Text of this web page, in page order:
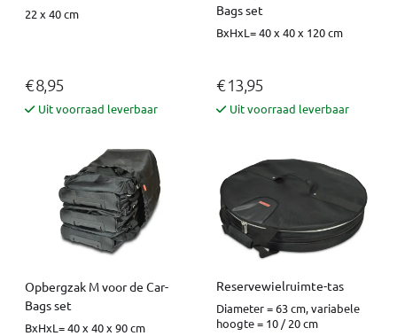
22 x 40 cm
€ 8,95
Uit voorraad leverbaar
Bags set
BxHxL= 40 x 40 x 120 cm
€ 13,95
Uit voorraad leverbaar
Opbergzak M voor de Car-
Bags set
BxHxL= 40 x 40 x 90 cm
Reservewielruimte-tas
Diameter = 63 cm, variabele
hoogte = 10 / 20 cm